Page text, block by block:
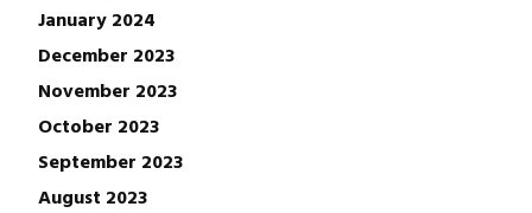
January 2024
December 2023
November 2023
October 2023
September 2023
August 2023